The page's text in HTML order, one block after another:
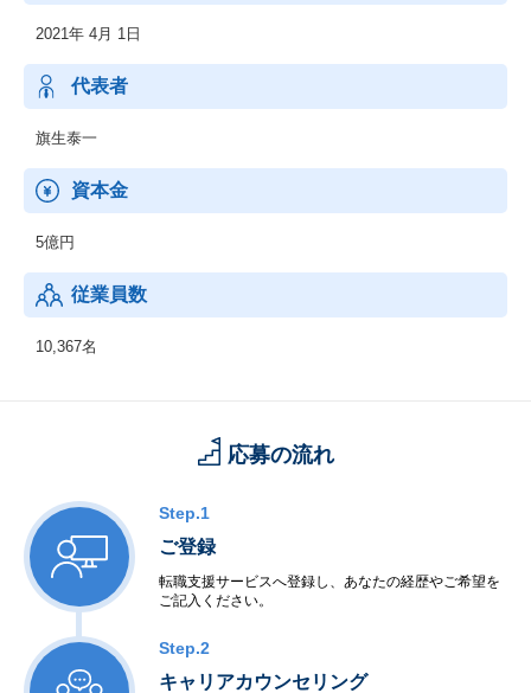
・オフィスソリューション事業
・グラフィックコミュニケーション事業
・ビジネスソリューション事業
2021年 4月 1日
代表者
旗生泰一
資本金
5億円
従業員数
10,367名
応募の流れ
Step.1
ご登録
転職支援サービスへ登録し、あなたの経歴やご希望を
ご記入ください。
Step.2
キャリアカウンセリング